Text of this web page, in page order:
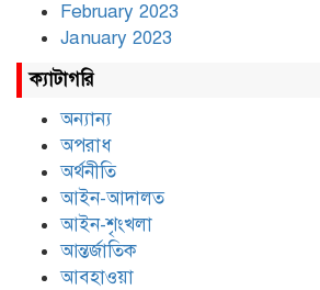
February 2023
January 2023
ক্যাটাগরি
অন্যান্য
অপরাধ
অর্থনীতি
আইন-আদালত
আইন-শৃংখলা
আন্তর্জাতিক
আবহাওয়া